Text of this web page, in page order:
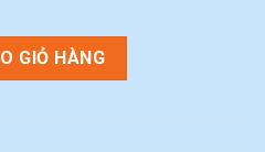
VB (Màu Vàng Bóng) số lượng
GIỎ HÀNG